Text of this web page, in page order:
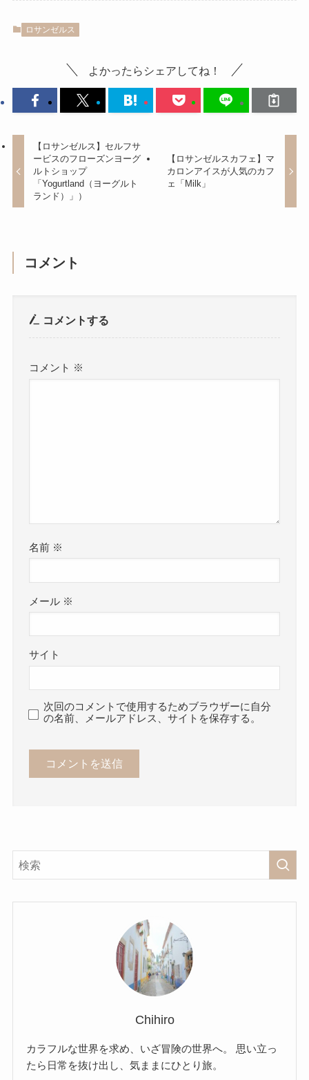
ロサンゼルス
よかったらシェアしてね！
【ロサンゼルス】セルフサ
ービスのフローズンヨーグ
ルトショップ
「Yogurtland（ヨーグルト
ランド）」）
【ロサンゼルスカフェ】マ
カロンアイスが人気のカフ
ェ「Milk」
コメント
コメントする
コメント ※
名前 ※
メール ※
サイト
次回のコメントで使用するためブラウザーに自分
の名前、メールアドレス、サイトを保存する。
Chihiro
カラフルな世界を求め、いざ冒険の世界へ。 思い立っ
たら日常を抜け出し、気ままにひとり旅。